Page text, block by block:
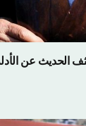
الحديث عن